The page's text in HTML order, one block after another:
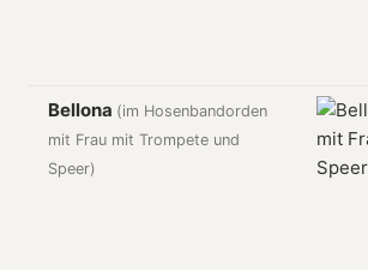
Bellona (im Hosenbandorden
mit Frau mit Trompete und
Speer)